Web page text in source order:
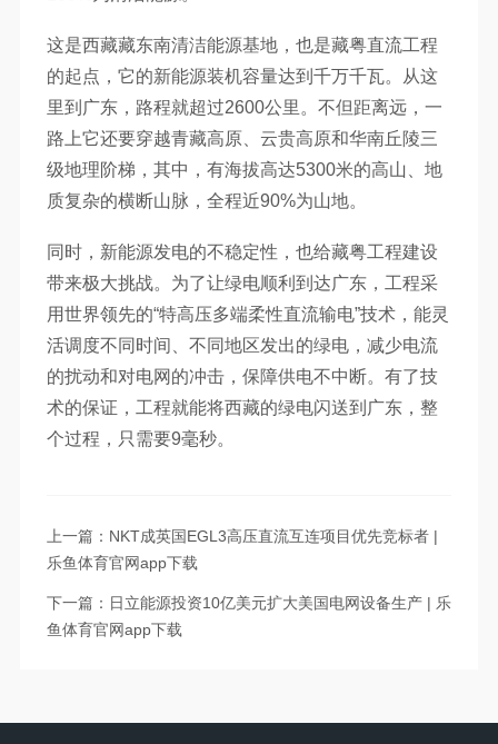
这是西藏藏东南清洁能源基地，也是藏粤直流工程
的起点，它的新能源装机容量达到千万千瓦。从这
里到广东，路程就超过2600公里。不但距离远，一
路上它还要穿越青藏高原、云贵高原和华南丘陵三
级地理阶梯，其中，有海拔高达5300米的高山、地
质复杂的横断山脉，全程近90%为山地。
同时，新能源发电的不稳定性，也给藏粤工程建设
带来极大挑战。为了让绿电顺利到达广东，工程采
用世界领先的“特高压多端柔性直流输电”技术，能灵
活调度不同时间、不同地区发出的绿电，减少电流
的扰动和对电网的冲击，保障供电不中断。有了技
术的保证，工程就能将西藏的绿电闪送到广东，整
个过程，只需要9毫秒。
上一篇：NKT成英国EGL3高压直流互连项目优先竞标者 |
乐鱼体育官网app下载
下一篇：日立能源投资10亿美元扩大美国电网设备生产 | 乐
鱼体育官网app下载